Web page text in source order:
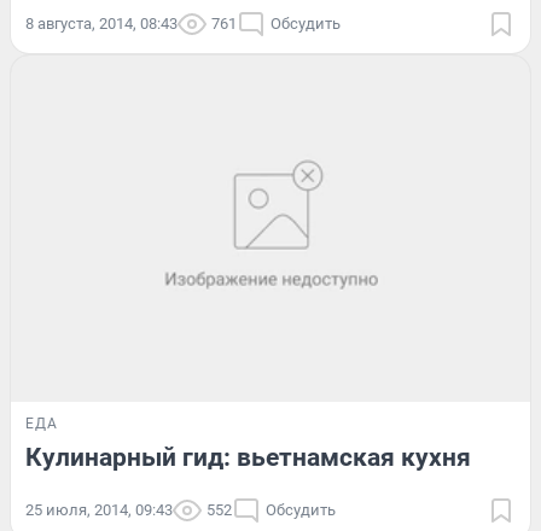
8 августа, 2014, 08:43 761 Обсудить
ЕДА
Кулинарный гид: вьетнамская кухня
25 июля, 2014, 09:43 552 Обсудить